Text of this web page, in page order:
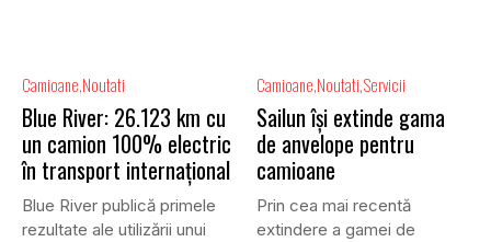
Camioane Noutati
Blue River: 26.123 km cu
un camion 100% electric
în transport internațional
Blue River publică primele
rezultate ale utilizării unui
Camioane Noutati Servicii
Sailun își extinde gama
de anvelope pentru
camioane
Prin cea mai recentă
extindere a gamei de